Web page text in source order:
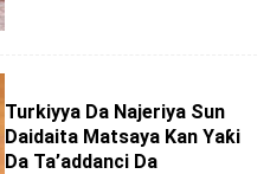
Turkiyya Da Najeriya Sun
Daidaita Matsaya Kan Yaƙi
Da Ta’addanci Da